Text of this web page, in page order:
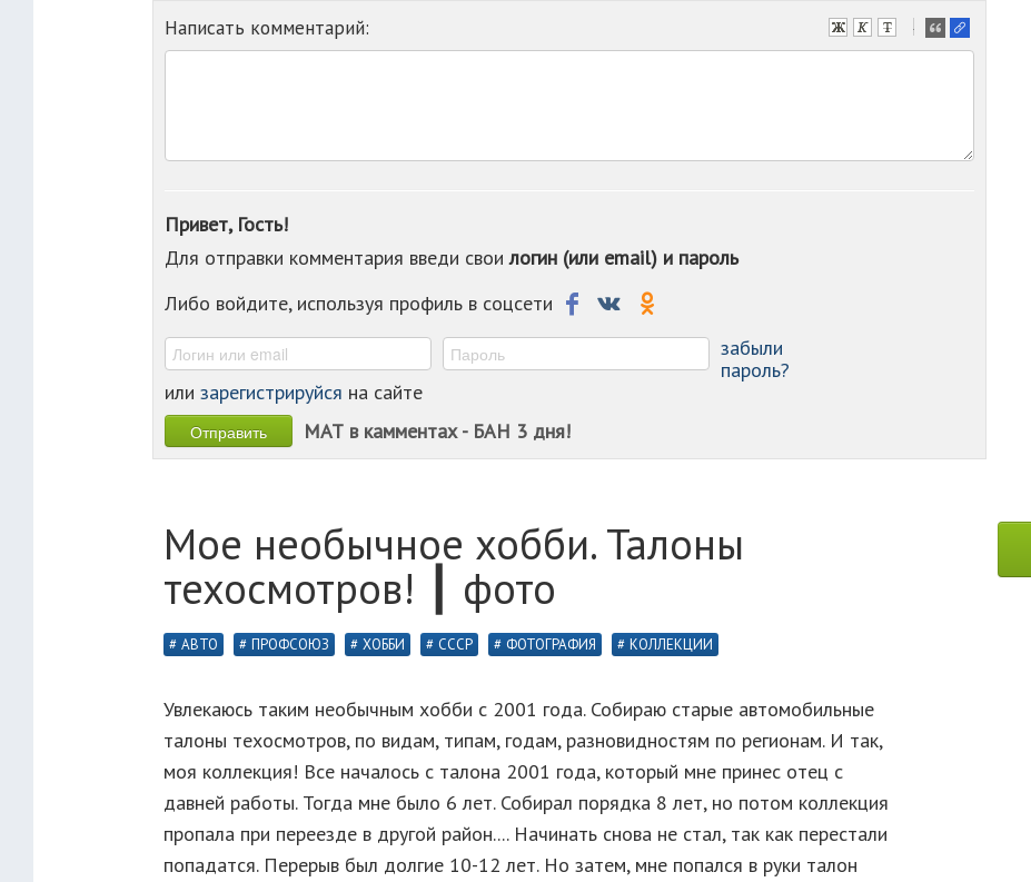
Написать комментарий:
-
-
-
Привет, Гость!
Для отправки комментария введи своилогин (или email) и пароль
Либо войдите, используя профиль в соцсети
забыли
пароль?
или зарегистрируйся на сайте
МАТ в камментах - БАН 3 дня!
Мое необычное хобби. Талоны
техосмотров! ┃ фото
АВТО ПРОФСОЮЗ ХОББИ СССР ФОТОГРАФИЯ КОЛЛЕКЦИИ
Увлекаюсь таким необычным хобби с 2001 года. Собираю старые автомобильные
талоны техосмотров, по видам, типам, годам, разновидностям по регионам. И так,
моя коллекция! Все началось с талона 2001 года, который мне принес отец с
давней работы. Тогда мне было 6 лет. Собирал порядка 8 лет, но потом коллекция
пропала при переезде в другой район.... Начинать снова не стал, так как перестали
попадатся. Перерыв был долгие 10-12 лет. Но затем, мне попался в руки талон